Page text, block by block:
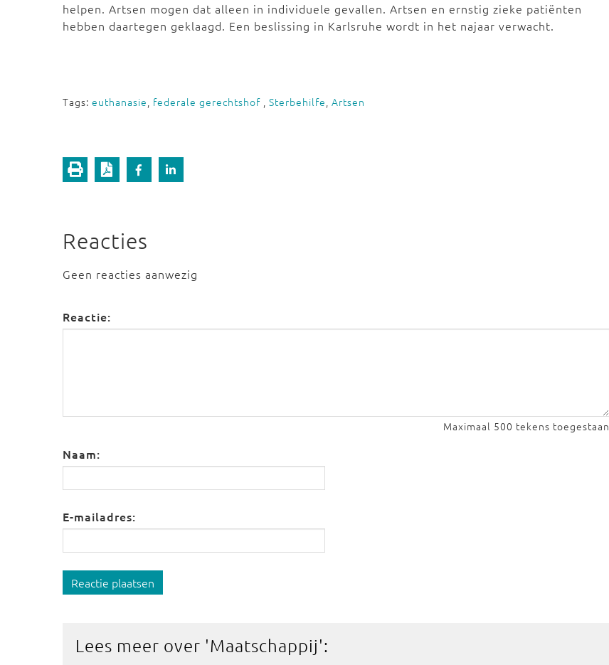
helpen. Artsen mogen dat alleen in individuele gevallen. Artsen en ernstig zieke patiënten
hebben daartegen geklaagd. Een beslissing in Karlsruhe wordt in het najaar verwacht.
Tags: euthanasie, federale gerechtshof , Sterbehilfe, Artsen
Reacties
Geen reacties aanwezig
Reactie:
Maximaal 500 tekens toegestaan
Naam:
E-mailadres:
Reactie plaatsen
Lees meer over 'Maatschappij':